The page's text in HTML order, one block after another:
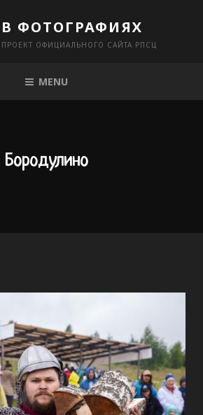
ФОТОГРАФИЯХ
ОФИЦИАЛЬНОГО САЙТА РПСЦ
MENU
Бородулино